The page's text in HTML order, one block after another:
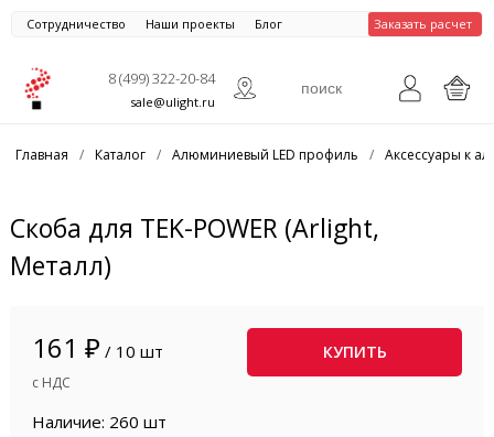
Сотрудничество Наши проекты Блог Заказать расчет
8 (499) 322-20-84
sale@ulight.ru
Главная / Каталог / Алюминиевый LED профиль / Аксессуары к
Скоба для TEK-POWER (Arlight,
Металл)
161 ₽ / 10 шт
с НДС
КУПИТЬ
Наличие: 260 шт